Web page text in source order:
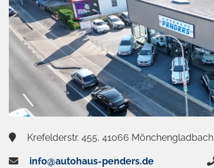
Krefelderstr. 455, 41066 Mönchengladbach
info@autohaus-penders.de